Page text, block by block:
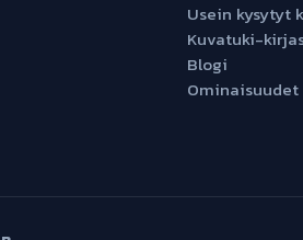
Usein kysytyt
Kuvatuki-
Blogi
Ominaisuudet